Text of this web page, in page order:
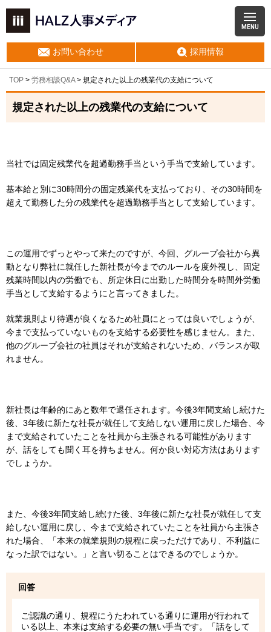
MENU
お問い合わせ 採用情報
TOP > 労務相談Q&A> 規定された以上の残業代の支給について
規定された以上の残業代の支給について
当社では固定残業代を超過勤務手当という手当で支給しています。
基本給と別に30時間分の固定残業代を支払っており、その30時間を
超えて勤務した分の残業代を超過勤務手当として支給しています。
この運用でずっとやって来たのですが、今回、グループ会社から異
動となり弊社に就任した新社長が今までのルールを度外視し、固定
残業時間以内の労働でも、所定休日に出勤した時間分を時間外労働
手当として支給するようにと言ってきました。
就業規則より待遇が良くなるため社員にとっては良いでしょうが、
今まで支払っていないものを支給する必要性を感じません。また、
他のグループ会社の社員はそれが支給されないため、バランスが取
れません。
新社長は年齢的にあと数年で退任されます。今後3年間支給し続けた
後、3年後に新たな社長が就任して支給しない運用に戻した場合、今
まで支給されていたことを社員から主張される可能性があります
が、話をしても聞く耳を持ちません。何か良い対応方法はあります
でしょうか。
また、今後3年間支給し続けた後、3年後に新たな社長が就任して支
給しない運用に戻し、今まで支給されていたことを社員から主張さ
れた場合、「本来の就業規則の規程に戻っただけであり、不利益に
なった訳ではない。」と言い切ることはできるのでしょうか。
回答
ご認識の通り、規程にうたわれている通りに運用が行われて
いる以上、本来は支給する必要の無い手当です。「話をして